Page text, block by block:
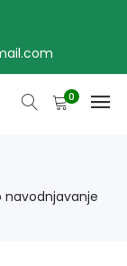
0
navodnjavanje